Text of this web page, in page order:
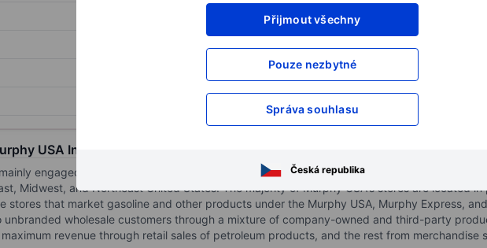
Přijmout všechny
Pouze nezbytné
Správa souhlasu
Česká republika
XXXXXXX
XXXXXXX
Otevřete si účeta získejte přístup k
USA Inc.
engaged in the marketing of retail motor fuel products and convenience merchandise
Midwest, and Northeast United States. The majority of Murphy USA's stores are located
stores that market gasoline and other products under the Murphy USA, Murphy Express,
unbranded wholesale customers through a mixture of company-owned and third-party
revenue through retail sales of petroleum products, and the rest from merchandise